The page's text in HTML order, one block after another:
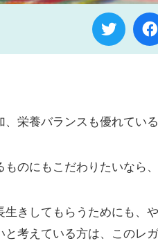
、栄養バランスも優れてい
ものにもこだわりたいなら
生きしてもらうためにも、
と考えている方は、このレ